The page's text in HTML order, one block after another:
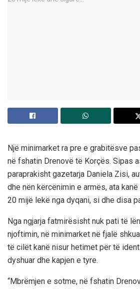
Një minimarket ra pre e grabitësve
në fshatin Drenovë të Korçës. Sipas
paraprakisht gazetarja Daniela Zisi,
dhe nën kërcënimin e armës, ata
20 mijë lekë nga dyqani, si dhe disa
Nga ngjarja fatmirësisht nuk pati të
njoftimin, në minimarket në fjalë
të cilët kanë nisur hetimet për të
dyshuar dhe kapjen e tyre.
“Mbrëmjen e sotme, në fshatin